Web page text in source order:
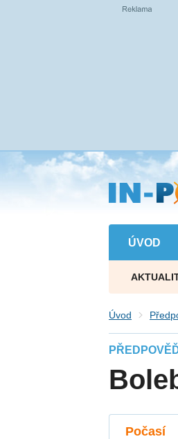
Přejít
na
hlavní
obsah
ÚVOD
Úvod
Počasí